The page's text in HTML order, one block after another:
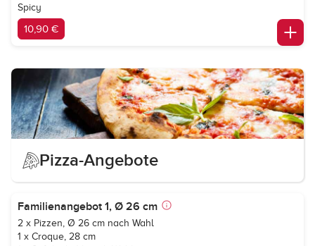
Spicy
10,90 €
Pizza-Angebote
Familienangebot 1, Ø 26 cm
2 x Pizzen, Ø 26 cm nach Wahl
1 x Croque, 28 cm